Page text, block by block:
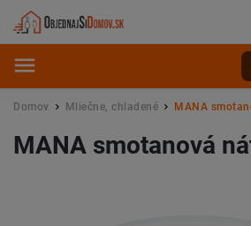
Domov / Mliečne, chladené / MANA
MANA smotanová